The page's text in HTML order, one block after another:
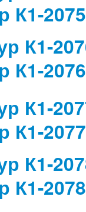
К1-2075
К1-2076
К1-2077
К1-2078